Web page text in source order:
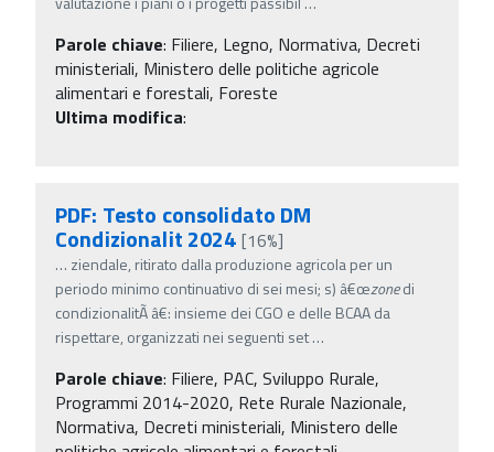
Parole chiave: Filiere, Legno, Normativa, Decreti
ministeriali, Ministero delle politiche agricole
alimentari e forestali, Foreste
Ultima modifica:
PDF: Testo consolidato DM
Condizionalit 2024 [16%]
… ziendale, ritirato dalla produzione agricola per un
periodo minimo continuativo di sei mesi; s) â€œzonedi
condizionalitÃ â€: insieme dei CGO e delle BCAA da
rispettare, organizzati nei seguenti set…
Parole chiave: Filiere, PAC, Sviluppo Rurale,
Programmi 2014-2020, Rete Rurale Nazionale,
Normativa, Decreti ministeriali, Ministero delle